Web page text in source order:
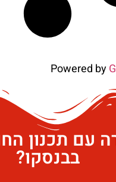
Powered by
עם תכנון
בבנסקו?